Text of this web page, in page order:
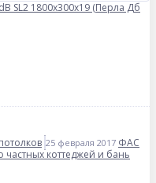
SL2 1800x300x19 (Перла Дб
25 февраля 2017 ФАС
частных коттеджей и бань